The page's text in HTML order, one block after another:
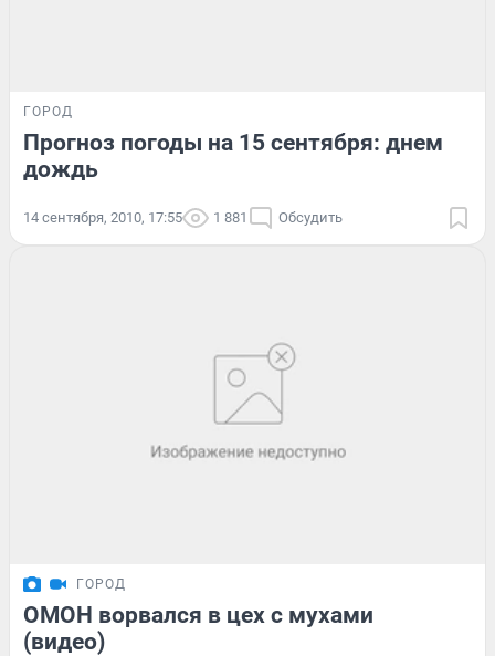
ГОРОД
Прогноз погоды на 15 сентября: днем
дождь
14 сентября, 2010, 17:55 1 881 Обсудить
ГОРОД
ОМОН ворвался в цех с мухами
(видео)